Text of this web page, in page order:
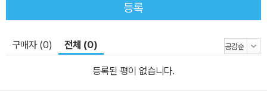
등록
구매자 (0) 전체 (0)
등록된 평이 없습니다.